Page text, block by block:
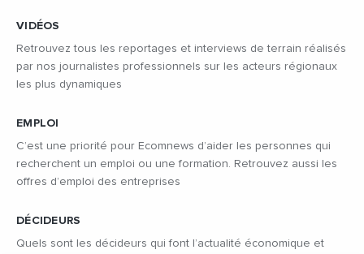
VIDÉOS
Retrouvez tous les reportages et interviews de terrain réalisés
par nos journalistes professionnels sur les acteurs régionaux
les plus dynamiques
EMPLOI
C’est une priorité pour Ecomnews d’aider les personnes qui
recherchent un emploi ou une formation. Retrouvez aussi les
offres d’emploi des entreprises
DÉCIDEURS
Quels sont les décideurs qui font l’actualité économique et